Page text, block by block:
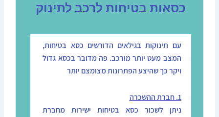
כסאות בטיחות לרכב לתינוק
עם תינוקות בגילאים הדורשים כסא בטיחות,
המצב מעט יותר מורכב. פה מדובר בכסא גדול
ויקר כך שהיצע הפתרונות מצומצם יותר
1. חברת ההשכרה
ניתן לשכור כסא בטיחות ישירות מחברת